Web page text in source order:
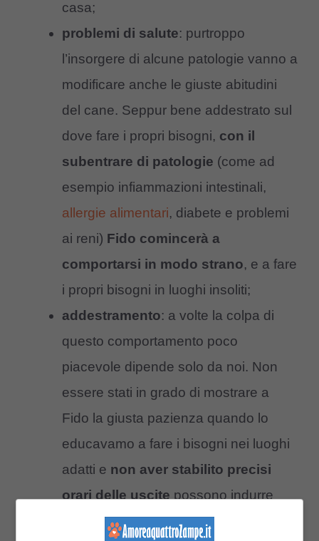
casa;
problemi di salute: purtroppo
l’insorgere di alcune patologie vanno a
modificare anche le giuste abitudini
del cane. Seppur bene addestrato sul
dove fare i propri bisogni, con il
subentrare di patologie (come ad
esempio infiammazioni intestinali,
allergie alimentari, diabete e problemi
ai reni) Fido comincerà a
comportarsi in modo strano, e a fare
i propri bisogni in luoghi insoliti;
addestramento: a volte la colpa di
questo comportamento poco
piacevole dipende solo da noi. Non
essere stati in grado di mostrare a
Fido la giusta pazienza quando lo
educavamo a fare i bisogni nei luoghi
adatti e non aver stabilito precisi
orari delle uscite possono indurre
Fido a comportarsi come più gli piace.